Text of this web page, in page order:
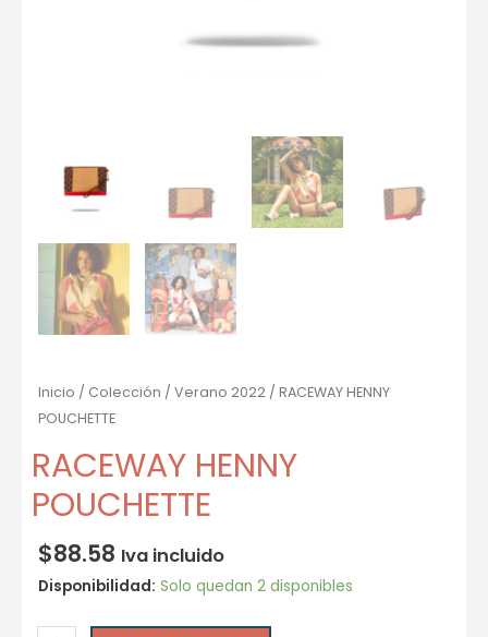
Inicio / Colección / Verano 2022 / RACEWAY HENNY
POUCHETTE
RACEWAY HENNY
POUCHETTE
$88.58 Iva incluido
Disponibilidad: Solo quedan 2 disponibles